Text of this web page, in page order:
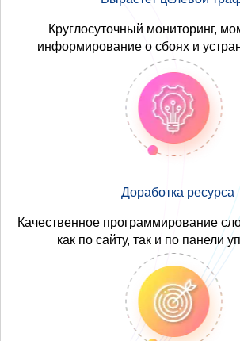
Круглосуточный мониторинг,
информирование о сбоях и
Доработка ресурса
Качественное программирование
как по сайту, так и по панели